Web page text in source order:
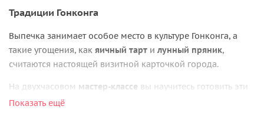
Традиции Гонконга
Выпечка занимает особое место в культуре Гонконга, а
такие угощения, как яичный тарт и лунный пряник,
считаются настоящей визитной карточкой города.
На двухчасовом мастер‑классе вы научитесь готовить эти
десерты под руководством профессионального
Показать ещё